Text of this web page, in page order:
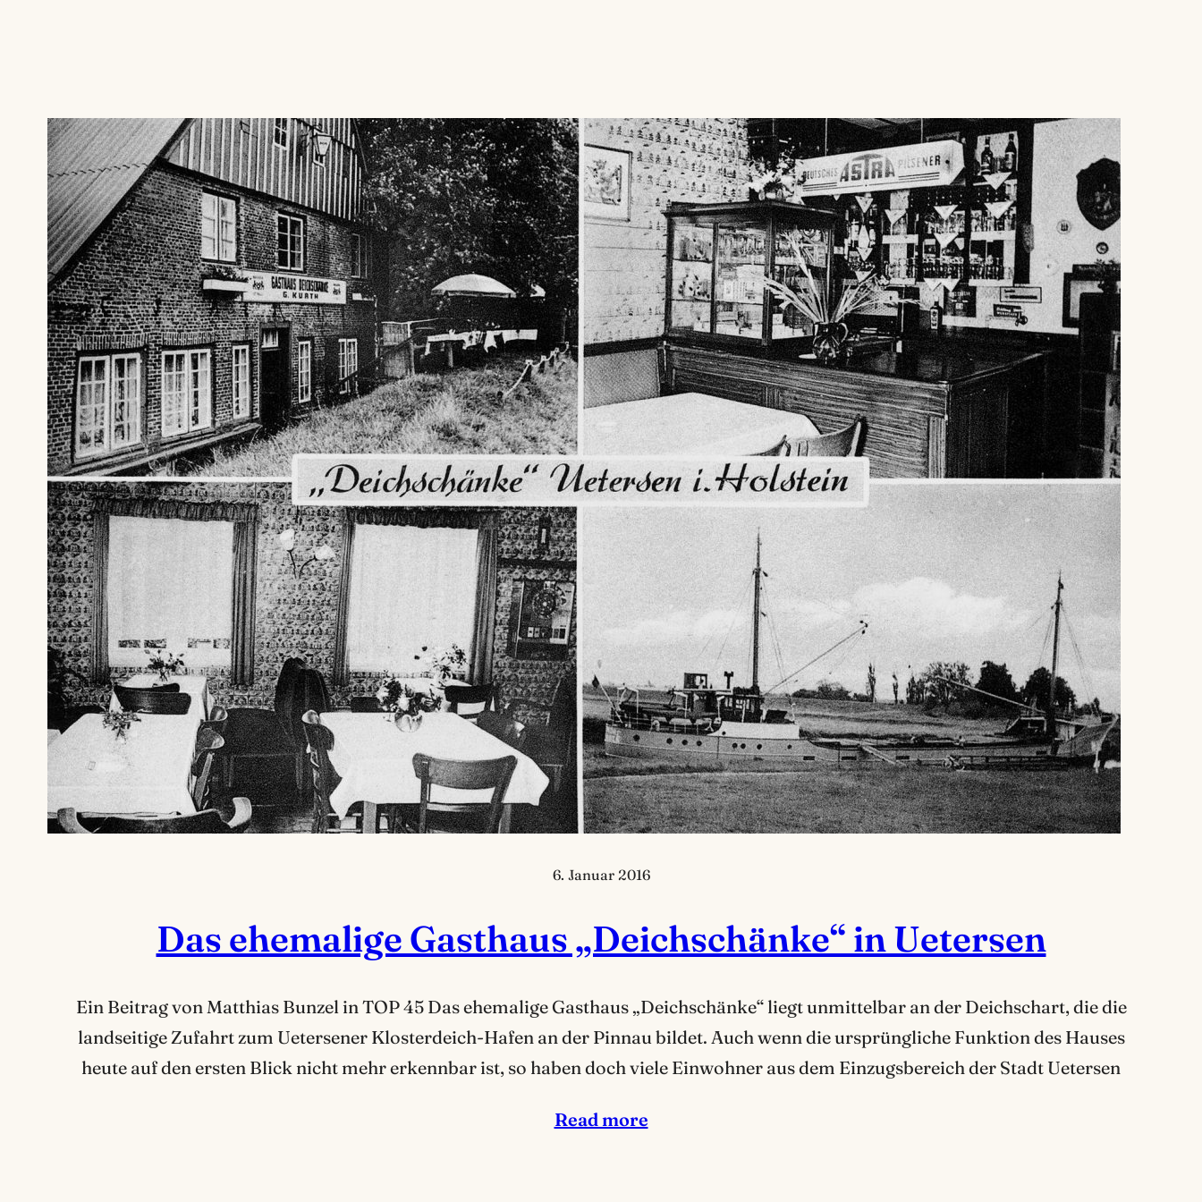
6. Januar 2016
Das ehemalige Gasthaus „Deichschänke“ in Uetersen
Ein Beitrag von Matthias Bunzel in TOP 45 Das ehemalige Gasthaus „Deichschänke“ liegt unmittelbar an der Deichschart, die die
landseitige Zufahrt zum Uetersener Klosterdeich-Hafen an der Pinnau bildet. Auch wenn die ursprüngliche Funktion des Hauses
heute auf den ersten Blick nicht mehr erkennbar ist, so haben doch viele Einwohner aus dem Einzugsbereich der Stadt Uetersen
Read more